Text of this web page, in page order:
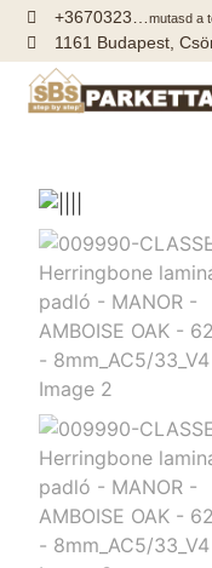
+3670323…mutasd a
1161 Budapest,